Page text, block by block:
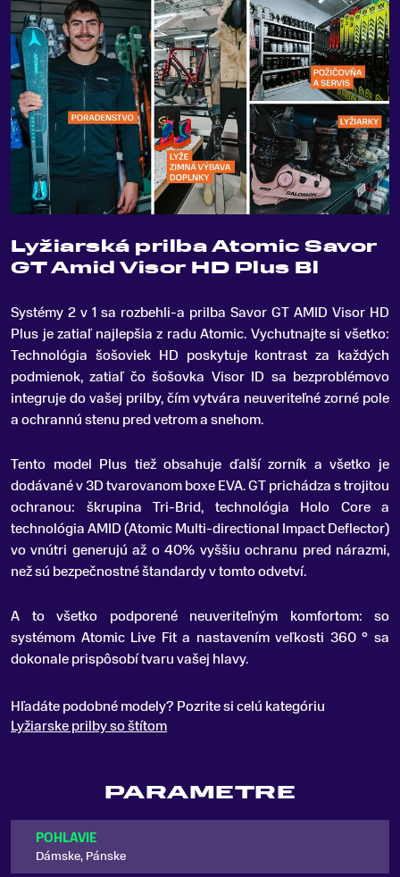
Lyžiarská prilba Atomic Savor
GT Amid Visor HD Plus Bl
Systémy 2 v 1 sa rozbehli-a prilba Savor GT AMID Visor HD
Plus je zatiaľ najlepšia z radu Atomic. Vychutnajte si všetko:
Technológia šošoviek HD poskytuje kontrast za každých
podmienok, zatiaľ čo šošovka Visor ID sa bezproblémovo
integruje do vašej prilby, čím vytvára neuveriteľné zorné pole
a ochrannú stenu pred vetrom a snehom.
Tento model Plus tiež obsahuje ďalší zorník a všetko je
dodávané v 3D tvarovanom boxe EVA. GT prichádza s trojitou
ochranou: škrupina Tri-Brid, technológia Holo Core a
technológia AMID (Atomic Multi-directional Impact Deflector)
vo vnútri generujú až o 40% vyššiu ochranu pred nárazmi,
než sú bezpečnostné štandardy v tomto odvetví.
A to všetko podporené neuveriteľným komfortom: so
systémom Atomic Live Fit a nastavením veľkosti 360 ° sa
dokonale prispôsobí tvaru vašej hlavy.
Hľadáte podobné modely? Pozrite si celú kategóriu
Lyžiarske prilby so štítom
PARAMETRE
POHLAVIE
Dámske, Pánske